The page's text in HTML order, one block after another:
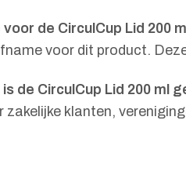
de CirculCup Lid 200
voor dit product.
de CirculCup Lid 200 ml
zakelijke klanten,